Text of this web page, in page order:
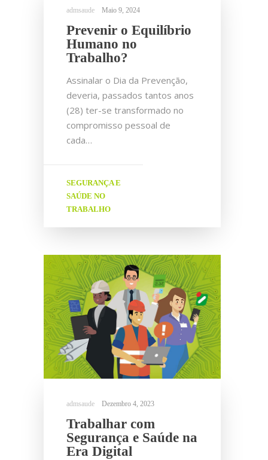
Maio 9, 2024
Prevenir o Equilíbrio
Humano no
Trabalho?
Assinalar o Dia da Prevenção,
deveria, passados tantos anos
(28) ter-se transformado no
compromisso pessoal de
cada…
SEGURANÇA E
SAÚDE NO
TRABALHO
Dezembro 4, 2023
Trabalhar com
Segurança e Saúde na
Era Digital